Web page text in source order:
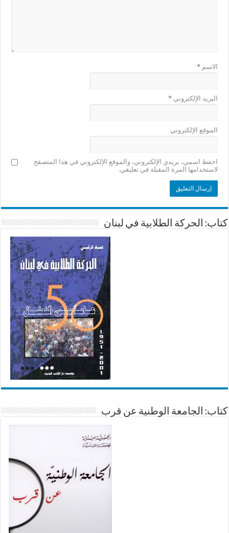
الاسم*
البريد الإلكتروني*
الموقع الإلكتروني
احفظ اسمي، بريدي الإلكتروني، والموقع الإلكتروني في هذا المتصفح
لاستخدامها المرة المقبلة في تعليقي.
كتاب: الحركة الطلابية في لبنان
كتاب: الجامعة الوطنية عن قرب